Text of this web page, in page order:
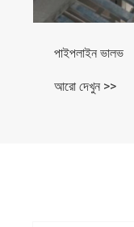
পাইপলাইন ভালভ
আরো দেখুন >>